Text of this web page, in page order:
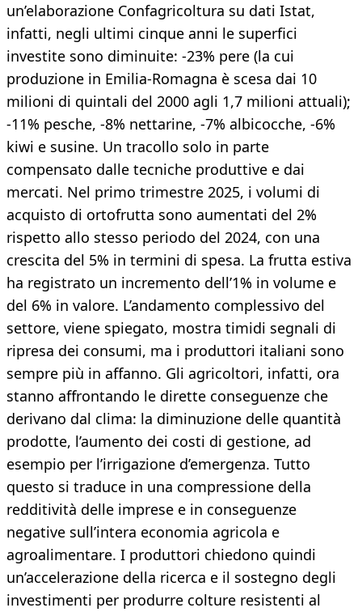
un’elaborazione Confagricoltura su dati Istat,
infatti, negli ultimi cinque anni le superfici
investite sono diminuite: -23% pere (la cui
produzione in Emilia-Romagna è scesa dai 10
milioni di quintali del 2000 agli 1,7 milioni attuali);
-11% pesche, -8% nettarine, -7% albicocche, -6%
kiwi e susine. Un tracollo solo in parte
compensato dalle tecniche produttive e dai
mercati. Nel primo trimestre 2025, i volumi di
acquisto di ortofrutta sono aumentati del 2%
rispetto allo stesso periodo del 2024, con una
crescita del 5% in termini di spesa. La frutta estiva
ha registrato un incremento dell’1% in volume e
del 6% in valore. L’andamento complessivo del
settore, viene spiegato, mostra timidi segnali di
ripresa dei consumi, ma i produttori italiani sono
sempre più in affanno. Gli agricoltori, infatti, ora
stanno affrontando le dirette conseguenze che
derivano dal clima: la diminuzione delle quantità
prodotte, l’aumento dei costi di gestione, ad
esempio per l’irrigazione d’emergenza. Tutto
questo si traduce in una compressione della
redditività delle imprese e in conseguenze
negative sull’intera economia agricola e
agroalimentare. I produttori chiedono quindi
un’accelerazione della ricerca e il sostegno degli
investimenti per produrre colture resistenti al